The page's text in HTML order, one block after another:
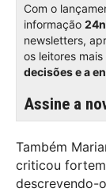
Com o
informação
newsletters,
os leitores
decisões e a
Assine a
Também
criticou
descrevendo-